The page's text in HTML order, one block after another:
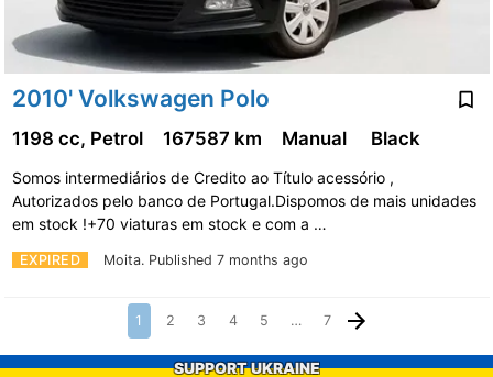
2010' Volkswagen Polo
EXPIRED Moita. Published 7 months ago
1198 cc, Petrol 167587 km Manual Black
Somos intermediários de Credito ao Título acessório ,
Autorizados pelo banco de Portugal.Dispomos de mais unidades
em stock !+70 viaturas em stock e com a …
1 2 3 4 5 … 7
SUPPORT UKRAINE